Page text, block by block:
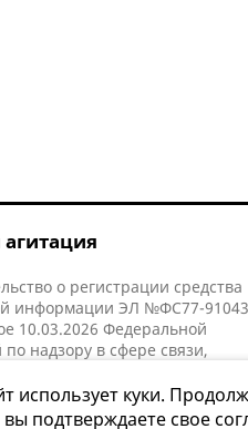
о регистрации средства
информации ЭЛ №ФС77-
10.03.2026 Федеральной
по надзору в сфере связи,
(Роскомнадзор).
использует куки.
подтверждаете свое